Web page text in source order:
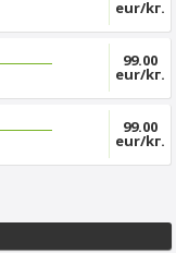
eur/kг.
99.00
eur/kг.
99.00
eur/kг.